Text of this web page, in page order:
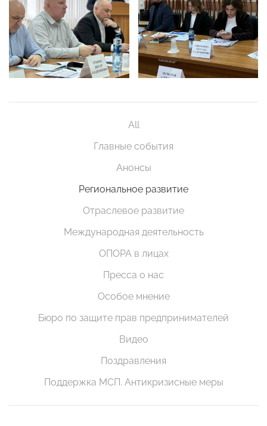
All
Главные события
Анонсы
Региональное развитие
Отраслевое развитие
Международная деятельность
ОПОРА в лицах
Пресса о нас
Особое мнение
Бюро по защите прав предпринимателей
Видео
Поздравления
Поддержка МСП. Антикризисные меры